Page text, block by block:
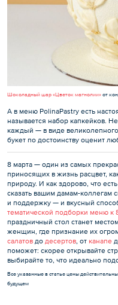
Шоколадный шар «Цветок магнолии» от
А в меню PolinaPastry есть
называется набор капкейков.
каждый — в виде
букет по достоинству оценит
8 марта — один из самых
приносящих в жизнь расцвет,
природу. И как здорово, что
сказать вашим дамам-коллегам
и поддержку — и вкусный
тематической подборки меню к
праздничный стол станет
женщин, где признание их
салатов до десертов, от канапе
поможет: скорее открывайте
выбирайте то, что идеально
Все указанные в статье цены
будущем